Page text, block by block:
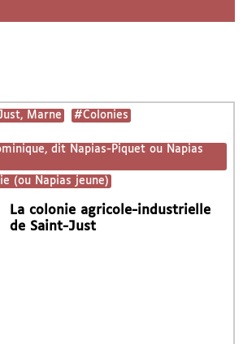
Marne
#Colonies
dit Napias-Piquet ou Napias
(ou Napias jeune)
La colonie agricole-industrielle
de Saint-Just